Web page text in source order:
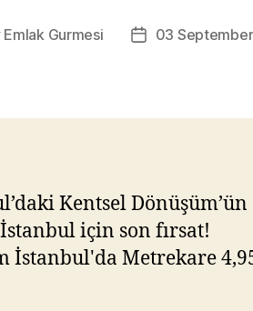
Emlak Gurmesi
Post
03
Kentsel
için son fırsat!